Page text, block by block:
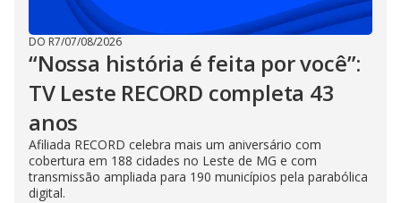
DO R7/07/08/2026
“Nossa história é feita por você”:
TV Leste RECORD completa 43
anos
Afiliada RECORD celebra mais um aniversário com
cobertura em 188 cidades no Leste de MG e com
transmissão ampliada para 190 municípios pela parabólica
digital.